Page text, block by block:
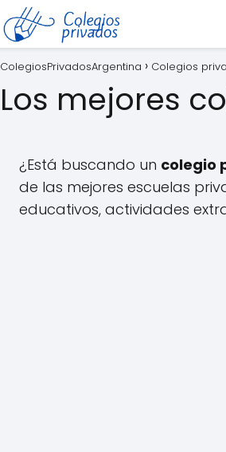
ColegiosPrivadosArgentina Colegios
Los mejores
¿Está buscando un colegio
de las mejores escuelas
educativos, actividades